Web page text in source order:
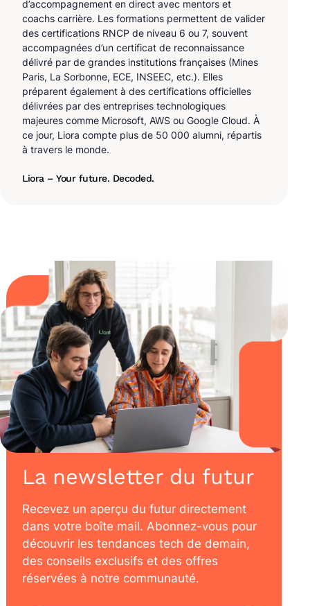
d’accompagnement en direct avec mentors et
coachs carrière. Les formations permettent de valider
des certifications RNCP de niveau 6 ou 7, souvent
accompagnées d’un certificat de reconnaissance
délivré par de grandes institutions françaises (Mines
Paris, La Sorbonne, ECE, INSEEC, etc.). Elles
préparent également à des certifications officielles
délivrées par des entreprises technologiques
majeures comme Microsoft, AWS ou Google Cloud. À
ce jour, Liora compte plus de 50 000 alumni, répartis
à travers le monde.
Liora – Your future. Decoded.
La newsletter du futur
Recevez un aperçu du futur directement
dans votre boîte mail. Abonnez-vous pour
découvrir les tendances tech de demain,
des conseils exclusifs et des offres
réservées à notre communauté.